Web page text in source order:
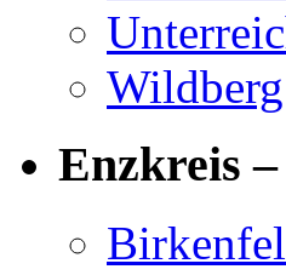
Wildberg
Enzkreis